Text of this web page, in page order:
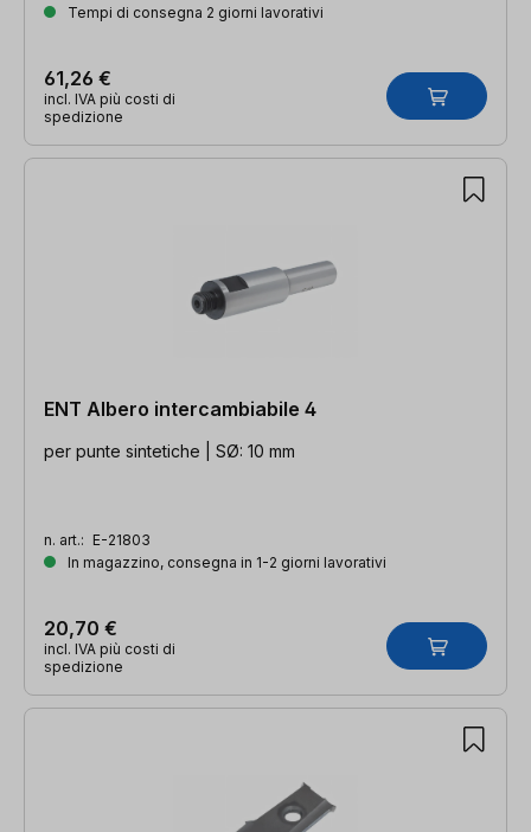
Tempi di consegna 2 giorni lavorativi
61,26 €
incl. IVA più costi di
spedizione
ENT Albero intercambiabile 4
per punte sintetiche | SØ: 10 mm
n. art.: E-21803
In magazzino, consegna in 1-2 giorni lavorativi
20,70 €
incl. IVA più costi di
spedizione